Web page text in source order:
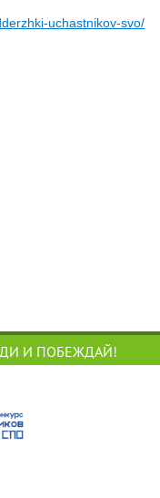
uchastnikov-svo/
И ПОБЕЖДАЙ!